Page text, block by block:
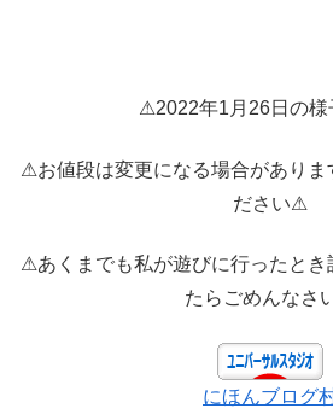
⚠2022年1月26日の
⚠お値段は変更になる場合がありま
ださい⚠
⚠あくまでも私が遊びに行ったとき
たらごめんなさ
にほんブログ